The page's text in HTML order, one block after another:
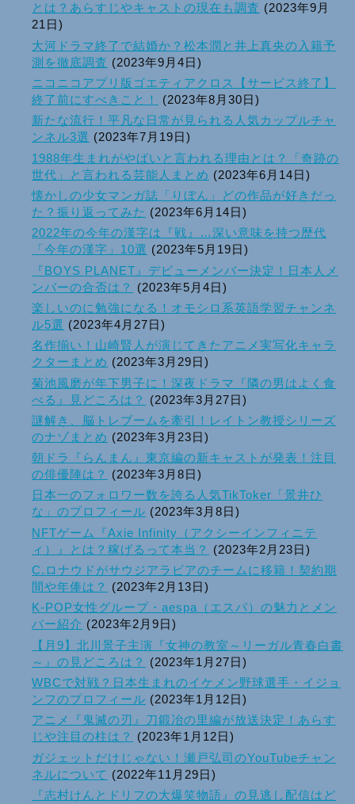
とは？あらすじやキャストの現在も調査 (2023年9月
21日)
大河ドラマ終了で結婚か？松本潤と井上真央の入籍予
測を徹底調査 (2023年9月4日)
ニコニコアプリ版ゴエティアクロス【サービス終了】
終了前にすべきこと！
(2023年8月30日)
新たな流行！平凡な日常が見られる人気カップルチャ
ンネル3選 (2023年7月19日)
1988年生まれがやばいと言われる理由とは？「奇跡の
世代」と言われる芸能人まとめ (2023年6月14日)
懐かしの少女マンガ誌「りぼん」どの作品が好きだっ
た？振り返ってみた (2023年6月14日)
2022年の今年の漢字は『戦』…深い意味を持つ歴代
「今年の漢字」10選 (2023年5月19日)
『BOYS PLANET』デビューメンバー決定！日本人メ
ンバーの合否は？
(2023年5月4日)
楽しいのに勉強になる！オモシロ系英語学習チャンネ
ル5選 (2023年4月27日)
名作揃い！山崎賢人が演じてきたアニメ実写化キャラ
クターまとめ (2023年3月29日)
菊池風磨が年下男子に！深夜ドラマ『隣の男はよく食
べる』見どころは？
(2023年3月27日)
謎解き、脳トレブームを牽引！レイトン教授シリーズ
のナゾまとめ (2023年3月23日)
朝ドラ『らんまん』東京編の新キャストが発表！注目
の俳優陣は？
(2023年3月8日)
日本一のフォロワー数を誇る人気TikToker「景井ひ
な」のプロフィール (2023年3月8日)
NFTゲーム『Axie Infinity（アクシーインフィニテ
ィ）』とは？稼げるって本当？
(2023年2月23日)
C.ロナウドがサウジアラビアのチームに移籍！契約期
間や年俸は？
(2023年2月13日)
K-POP女性グループ・aespa（エスパ）の魅力とメン
バー紹介 (2023年2月9日)
【月9】北川景子主演『女神の教室～リーガル青春白書
～』の見どころは？
(2023年1月27日)
WBCで対戦？日本生まれのイケメン野球選手・イジョ
ンフのプロフィール (2023年1月12日)
アニメ『鬼滅の刃』刀鍛冶の里編が放送決定！あらす
じや注目の柱は？
(2023年1月12日)
ガジェットだけじゃない！瀬戸弘司のYouTubeチャン
ネルについて (2022年11月29日)
『志村けんとドリフの大爆笑物語』の見逃し配信はど